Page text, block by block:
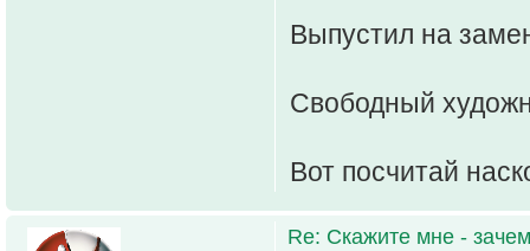
Выпустил на
Свободный
Вот посчитай
Re: Скажите мне -